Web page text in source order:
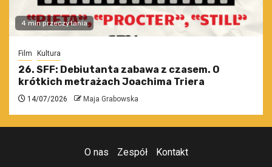
4 min przeczytania
Film Kultura
26. SFF: Debiutanta zabawa z czasem. O
krótkich metrażach Joachima Triera
14/07/2026 Maja Grabowska
O nas Zespół Kontakt